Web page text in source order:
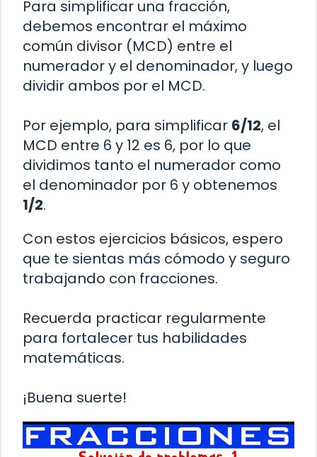
Para simplificar una fracción,
debemos encontrar el máximo
común divisor (MCD) entre el
numerador y el denominador, y luego
dividir ambos por el MCD.
Por ejemplo, para simplificar 6/12, el
MCD entre 6 y 12 es 6, por lo que
dividimos tanto el numerador como
el denominador por 6 y obtenemos
1/2.
Con estos ejercicios básicos, espero
que te sientas más cómodo y seguro
trabajando con fracciones.
Recuerda practicar regularmente
para fortalecer tus habilidades
matemáticas.
¡Buena suerte!